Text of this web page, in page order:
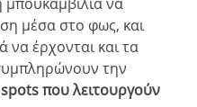
μέσα στο φως, και
έρχονται και τα
την
spots που λειτουργούν